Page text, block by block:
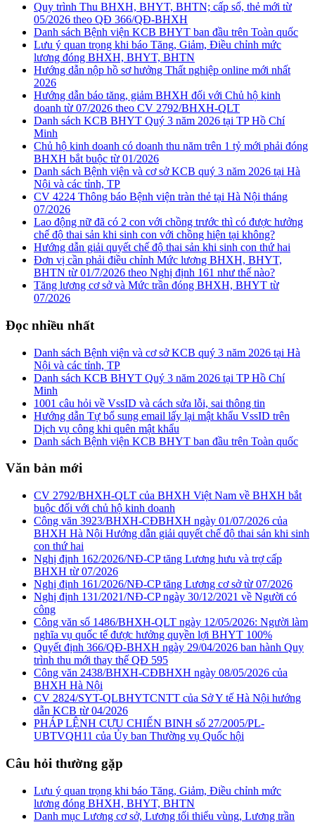
Quy trình Thu BHXH, BHYT, BHTN; cấp sổ, thẻ mới từ
05/2026 theo QĐ 366/QĐ-BHXH
Danh sách Bệnh viện KCB BHYT ban đầu trên Toàn quốc
Lưu ý quan trọng khi báo Tăng, Giảm, Điều chỉnh mức
lương đóng BHXH, BHYT, BHTN
Hướng dẫn nộp hồ sơ hưởng Thất nghiệp online mới nhất
2026
Hướng dẫn báo tăng, giảm BHXH đối với Chủ hộ kinh
doanh từ 07/2026 theo CV 2792/BHXH-QLT
Danh sách KCB BHYT Quý 3 năm 2026 tại TP Hồ Chí
Minh
Chủ hộ kinh doanh có doanh thu năm trên 1 tỷ mới phải đóng
BHXH bắt buộc từ 01/2026
Danh sách Bệnh viện và cơ sở KCB quý 3 năm 2026 tại Hà
Nội và các tỉnh, TP
CV 4224 Thông báo Bệnh viện tràn thẻ tại Hà Nội tháng
07/2026
Lao động nữ đã có 2 con với chồng trước thì có được hưởng
chế độ thai sản khi sinh con với chồng hiện tại không?
Hướng dẫn giải quyết chế độ thai sản khi sinh con thứ hai
Đơn vị cần phải điều chỉnh Mức lương BHXH, BHYT,
BHTN từ 01/7/2026 theo Nghị định 161 như thế nào?
Tăng lương cơ sở và Mức trần đóng BHXH, BHYT từ
07/2026
Đọc nhiều nhất
Danh sách Bệnh viện và cơ sở KCB quý 3 năm 2026 tại Hà
Nội và các tỉnh, TP
Danh sách KCB BHYT Quý 3 năm 2026 tại TP Hồ Chí
Minh
1001 câu hỏi về VssID và cách sửa lỗi, sai thông tin
Hướng dẫn Tự bổ sung email lấy lại mật khẩu VssID trên
Dịch vụ công khi quên mật khẩu
Danh sách Bệnh viện KCB BHYT ban đầu trên Toàn quốc
Văn bản mới
CV 2792/BHXH-QLT của BHXH Việt Nam về BHXH bắt
buộc đối với chủ hộ kinh doanh
Công văn 3923/BHXH-CĐBHXH ngày 01/07/2026 của
BHXH Hà Nội Hướng dẫn giải quyết chế độ thai sản khi sinh
con thứ hai
Nghị định 162/2026/NĐ-CP tăng Lương hưu và trợ cấp
BHXH từ 07/2026
Nghị định 161/2026/NĐ-CP tăng Lương cơ sở từ 07/2026
Nghị định 131/2021/NĐ-CP ngày 30/12/2021 về Người có
công
Công văn số 1486/BHXH-QLT ngày 12/05/2026: Người làm
nghĩa vụ quốc tế được hưởng quyền lợi BHYT 100%
Quyết định 366/QĐ-BHXH ngày 29/04/2026 ban hành Quy
trình thu mới thay thế QĐ 595
Công văn 2438/BHXH-CĐBHXH ngày 08/05/2026 của
BHXH Hà Nội
CV 2824/SYT-QLBHYTCNTT của Sở Y tế Hà Nội hướng
dẫn KCB từ 04/2026
PHÁP LỆNH CỰU CHIẾN BINH số 27/2005/PL-
UBTVQH11 của Ủy ban Thường vụ Quốc hội
Câu hỏi thường gặp
Lưu ý quan trọng khi báo Tăng, Giảm, Điều chỉnh mức
lương đóng BHXH, BHYT, BHTN
Danh mục Lương cơ sở, Lương tối thiểu vùng, Lương trần